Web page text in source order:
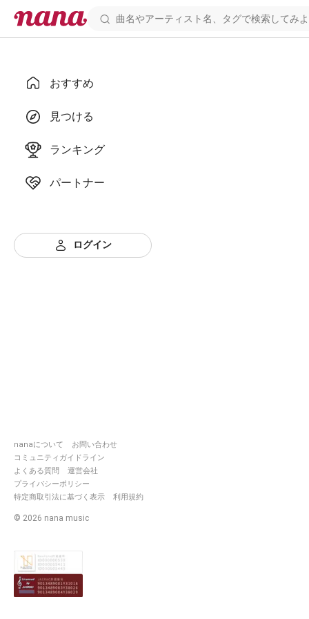
おすすめ
見つける
ランキング
パートナー
ログイン
nanaについて
お問い合わせ
コミュニティガイドライン
よくある質問
運営会社
プライバシーポリシー
特定商取引法に基づく表示
利用規約
© 2026 nana music